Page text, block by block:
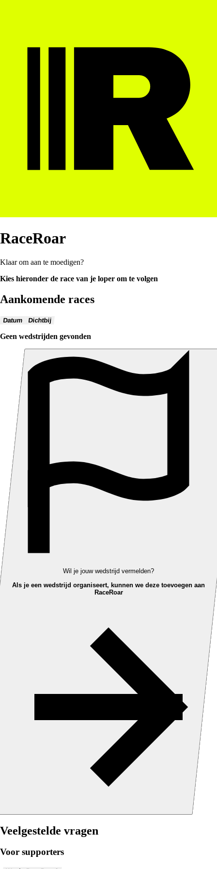
RaceRoar
Klaar om aan te moedigen?
Kies hieronder de race van je loper om te volgen
Aankomende races
Datum Dichtbij
Geen wedstrijden gevonden
Wil je jouw wedstrijd vermelden?
Als je een wedstrijd organiseert, kunnen we deze toevoegen aan
RaceRoar
Veelgestelde vragen
Voor supporters